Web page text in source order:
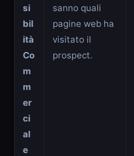
si
bil
ità
Co
m
m
er
ci
al
e
sanno quali
pagine web ha
visitato il
prospect.